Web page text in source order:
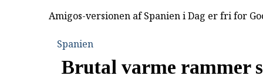
Amigos-versionen af Spanien i Dag er fri for
Spanien
Brutal varme rammer